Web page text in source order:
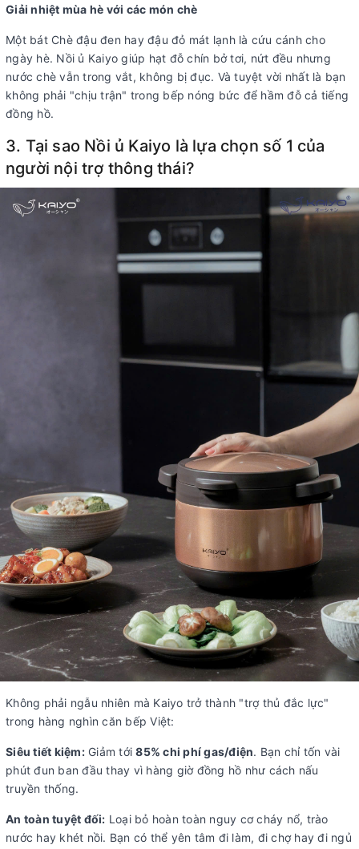
Giải nhiệt mùa hè với các món chè
Một bát Chè đậu đen hay đậu đỏ mát lạnh là cứu cánh cho
ngày hè. Nồi ủ Kaiyo giúp hạt đỗ chín bở tơi, nứt đều nhưng
nước chè vẫn trong vắt, không bị đục. Và tuyệt vời nhất là bạn
không phải "chịu trận" trong bếp nóng bức để hầm đỗ cả tiếng
đồng hồ.
3. Tại sao Nồi ủ Kaiyo là lựa chọn số 1 của
người nội trợ thông thái?
Không phải ngẫu nhiên mà Kaiyo trở thành "trợ thủ đắc lực"
trong hàng nghìn căn bếp Việt:
Siêu tiết kiệm: Giảm tới 85% chi phí gas/điện. Bạn chỉ tốn vài
phút đun ban đầu thay vì hàng giờ đồng hồ như cách nấu
truyền thống.
An toàn tuyệt đối: Loại bỏ hoàn toàn nguy cơ cháy nổ, trào
nước hay khét nồi. Bạn có thể yên tâm đi làm, đi chợ hay đi ngủ